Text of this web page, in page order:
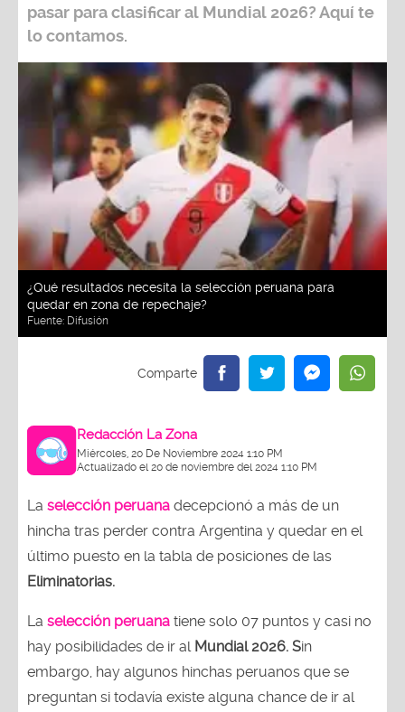
pasar para clasificar al Mundial 2026?Aquí te
lo contamos.
¿Qué resultados necesita la selección peruana para
quedar en zona de repechaje?
Fuente: Difusión
Redacción La Zona
Miércoles, 20 De Noviembre 2024 1:10 PM
Actualizado el 20 de noviembre del 2024 1:10 PM
La selección peruana decepcionó a más de un
hincha tras perder contra Argentina y quedar en el
último puesto en la tabla de posiciones de las
Eliminatorias.
La selección peruana tiene solo 07 puntos y casi no
hay posibilidades de ir al Mundial 2026. Sin
embargo, hay algunos hinchas peruanos que se
preguntan si todavía existe alguna chance de ir al